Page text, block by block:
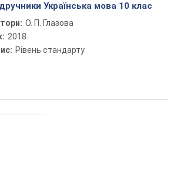
Українська мова 10 клас
О. П. Глазова
2018
Рівень стандарту